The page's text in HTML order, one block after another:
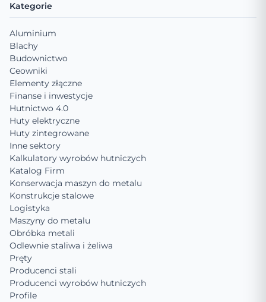
Kategorie
Aluminium
Blachy
Budownictwo
Ceowniki
Elementy złączne
Finanse i inwestycje
Hutnictwo 4.0
Huty elektryczne
Huty zintegrowane
Inne sektory
Kalkulatory wyrobów hutniczych
Katalog Firm
Konserwacja maszyn do metalu
Konstrukcje stalowe
Logistyka
Maszyny do metalu
Obróbka metali
Odlewnie staliwa i żeliwa
Pręty
Producenci stali
Producenci wyrobów hutniczych
Profile